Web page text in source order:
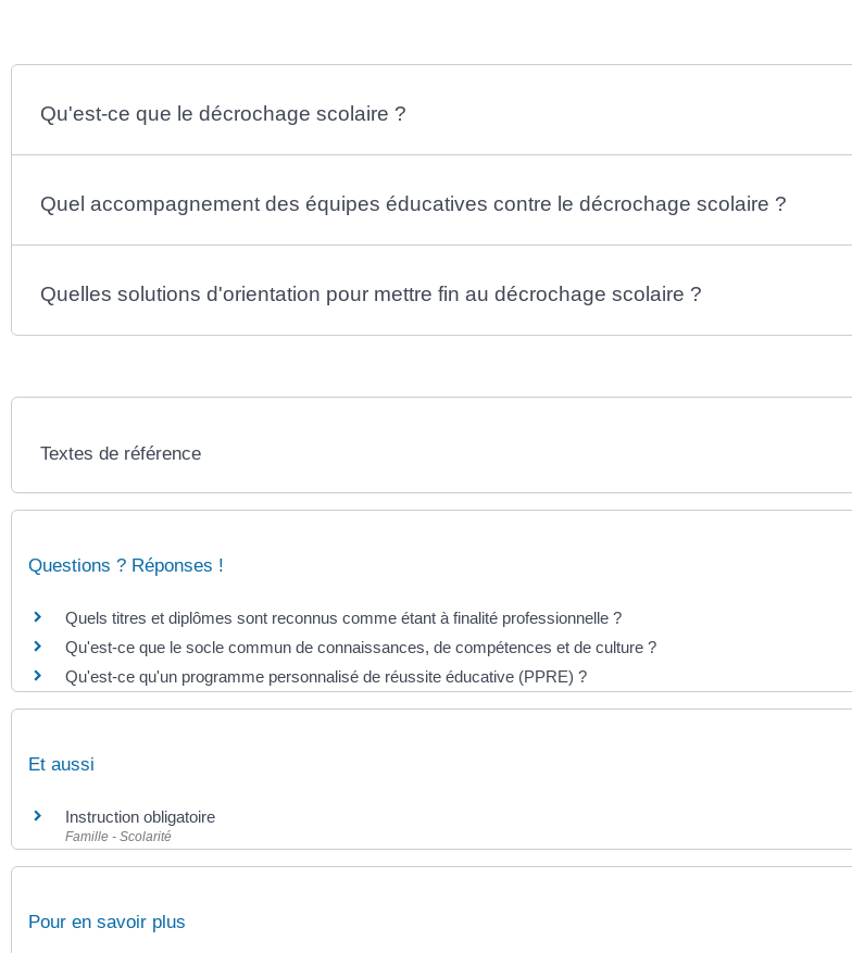
Qu'est-ce que le décrochage scolaire ?
Quel accompagnement des équipes éducatives contre le décrochage scolaire ?
Quelles solutions d'orientation pour mettre fin au décrochage scolaire ?
Textes de référence
Questions ? Réponses !
Quels titres et diplômes sont reconnus comme étant à finalité professionnelle ?
Qu'est-ce que le socle commun de connaissances, de compétences et de culture ?
Qu'est-ce qu'un programme personnalisé de réussite éducative (PPRE) ?
Et aussi
Instruction obligatoire
Famille - Scolarité
Pour en savoir plus